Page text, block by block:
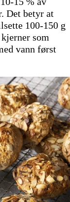
Det betyr at
100-150 g
som
vann først